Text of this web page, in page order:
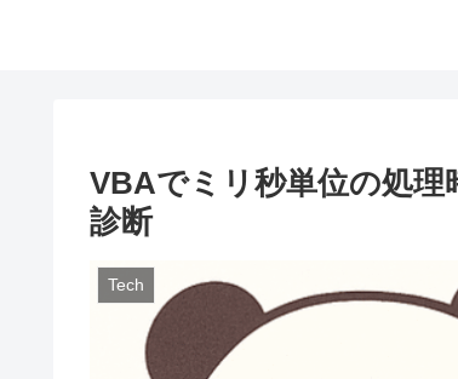
VBAでミリ秒単位の処理
診断
Tech